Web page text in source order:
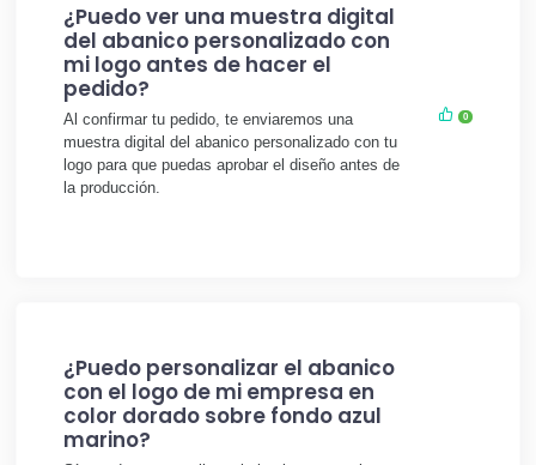
¿Puedo ver una muestra digital
del abanico personalizado con
mi logo antes de hacer el
pedido?
Al confirmar tu pedido, te enviaremos una
muestra digital del abanico personalizado con tu
logo para que puedas aprobar el diseño antes de
la producción.
0
¿Puedo personalizar el abanico
con el logo de mi empresa en
color dorado sobre fondo azul
marino?